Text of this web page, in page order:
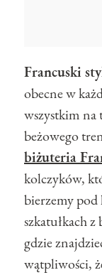
Francuski
obecne w
wszystkim na
beżowego
biżuteria
kolczyków,
bierzemy pod
szkatułkach
gdzie
wątpliwości,